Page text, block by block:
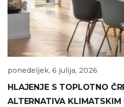
ponedeljek, 6 julija, 2026
HLAJENJE S TOPLOTNO
ALTERNATIVA KLIMATSKIM